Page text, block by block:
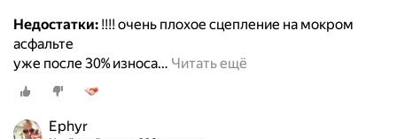
Недостатки: !!!! очень плохое сцепление на мокром
асфальте
уже после 30% износа… Читать ещё
Ephyr